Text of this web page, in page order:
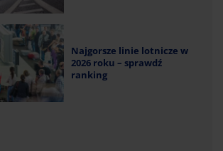
Najgorsze linie lotnicze w
2026 roku – sprawdź
ranking